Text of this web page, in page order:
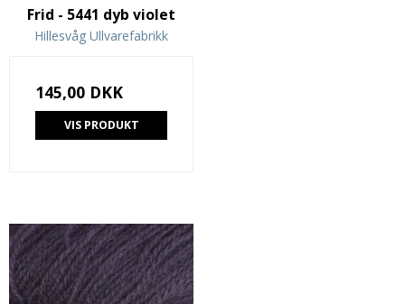
Frid - 5441 dyb violet
Hillesvåg Ullvarefabrikk
145,00 DKK
VIS PRODUKT